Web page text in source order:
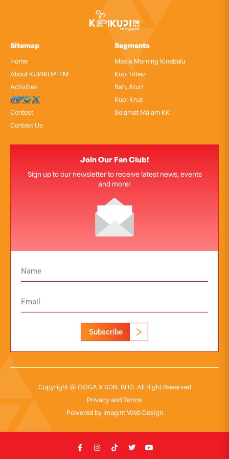
Sitemap
Home
About KUPIKUPI FM
Activities
InfoX
Contest
Contact Us
Segments
Maxis Morning Kinabalu
Kupi Vibez
Bah, Atur!
Kupi Kruz
Selamat Malam KK
Join Our Fan Club!
Sign up to our newsletter to receive latest news, events
and more!
Subscribe
Copyright @ OOGA X SDN. BHD. All Right Reserved
Privacy and Terms
Powered by Imagint Web Design